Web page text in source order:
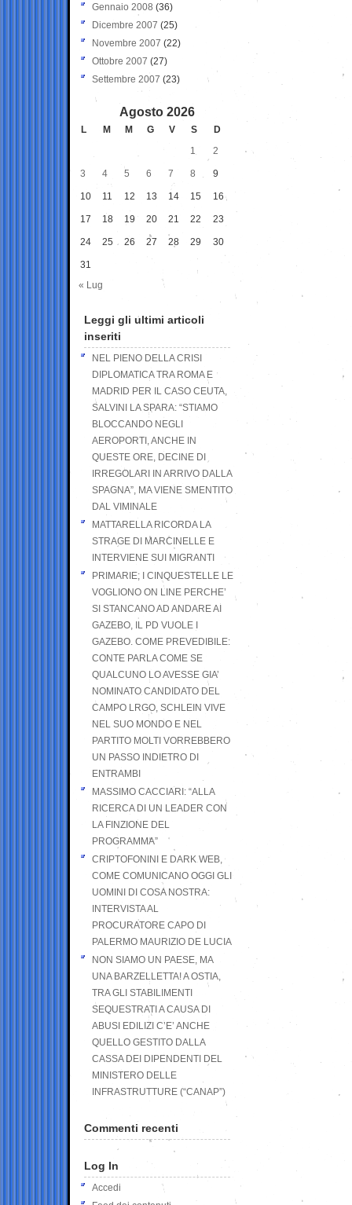
Gennaio 2008 (36)
Dicembre 2007 (25)
Novembre 2007 (22)
Ottobre 2007 (27)
Settembre 2007 (23)
Agosto 2026
L M M G V S
D
1
2
3 4 5 6 7 8 9
10 11 12 13 14 15 16
17 18 19 20 21 22 23
24 25 26 27 28 29 30
31
« Lug
Leggi gli ultimi articoli
inseriti
NEL PIENO DELLA CRISI
DIPLOMATICA TRA ROMA E
MADRID PER IL CASO CEUTA,
SALVINI LA SPARA: “STIAMO
BLOCCANDO NEGLI
AEROPORTI, ANCHE IN
QUESTE ORE, DECINE DI
IRREGOLARI IN ARRIVO DALLA
SPAGNA”, MA VIENE SMENTITO
DAL VIMINALE
MATTARELLA RICORDA LA
STRAGE DI MARCINELLE E
INTERVIENE SUI MIGRANTI
PRIMARIE; I CINQUESTELLE LE
VOGLIONO ON LINE PERCHE’
SI STANCANO AD ANDARE AI
GAZEBO, IL PD VUOLE I
GAZEBO. COME PREVEDIBILE:
CONTE PARLA COME SE
QUALCUNO LO AVESSE GIA’
NOMINATO CANDIDATO DEL
CAMPO LRGO, SCHLEIN VIVE
NEL SUO MONDO E NEL
PARTITO MOLTI VORREBBERO
UN PASSO INDIETRO DI
ENTRAMBI
MASSIMO CACCIARI: “ALLA
RICERCA DI UN LEADER CON
LA FINZIONE DEL
PROGRAMMA”
CRIPTOFONINI E DARK WEB,
COME COMUNICANO OGGI GLI
UOMINI DI COSA NOSTRA:
INTERVISTA AL
PROCURATORE CAPO DI
PALERMO MAURIZIO DE LUCIA
NON SIAMO UN PAESE, MA
UNA BARZELLETTA! A OSTIA,
TRA GLI STABILIMENTI
SEQUESTRATI A CAUSA DI
ABUSI EDILIZI C’E’ ANCHE
QUELLO GESTITO DALLA
CASSA DEI DIPENDENTI DEL
MINISTERO DELLE
INFRASTRUTTURE (“CANAP”)
Commenti recenti
Log In
Accedi